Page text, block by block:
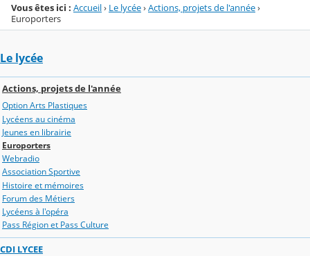
Vous êtes ici : Accueil› Le lycée›Actions, projets de l'année›
Europorters
Le lycée
Actions, projets de l'année
Option Arts Plastiques
Lycéens au cinéma
Jeunes en librairie
Europorters
Webradio
Association Sportive
Histoire et mémoires
Forum des Métiers
Lycéens à l'opéra
Pass Région et Pass Culture
CDI LYCEE